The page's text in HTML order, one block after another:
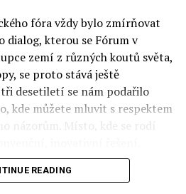
fóra vždy bylo zmírňovat
kterou se Fórum v
zemí z různých koutů světa,
se proto stává ještě
desetiletí se nám podařilo
kde můžete mluvit s respektem
názorům. Místo, kde se rodí
jejichž horizont činnosti je
READING